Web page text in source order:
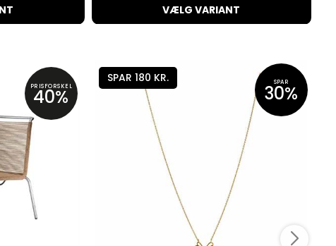
VÆLG VARIANT
PRISFORSKEL
40%
SPAR 180 KR. SPAR
30%